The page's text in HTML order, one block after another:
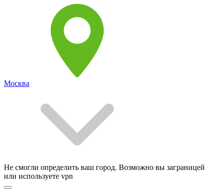
Москва
Не смогли определить ваш город. Возможно вы заграницей
или используете vpn